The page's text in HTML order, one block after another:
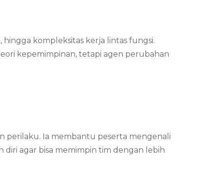
kompleksitas kerja lintas fungsi.
kepemimpinan, tetapi agen perubahan
perilaku. Ia membantu peserta mengenali
diri agar bisa memimpin tim dengan lebih